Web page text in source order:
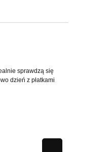
sprawdzą się
dzień z płatkami